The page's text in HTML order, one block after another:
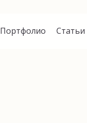
Портфолио Статьи